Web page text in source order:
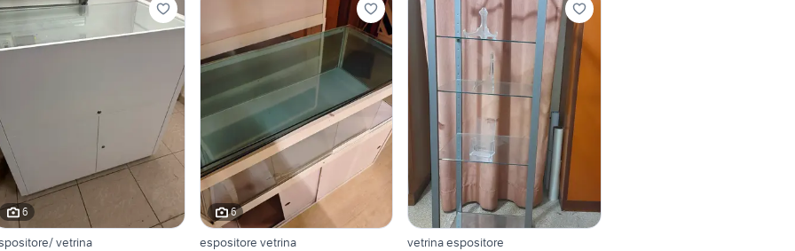
6
vetrina
6
espositore vetrina vetrina espositore